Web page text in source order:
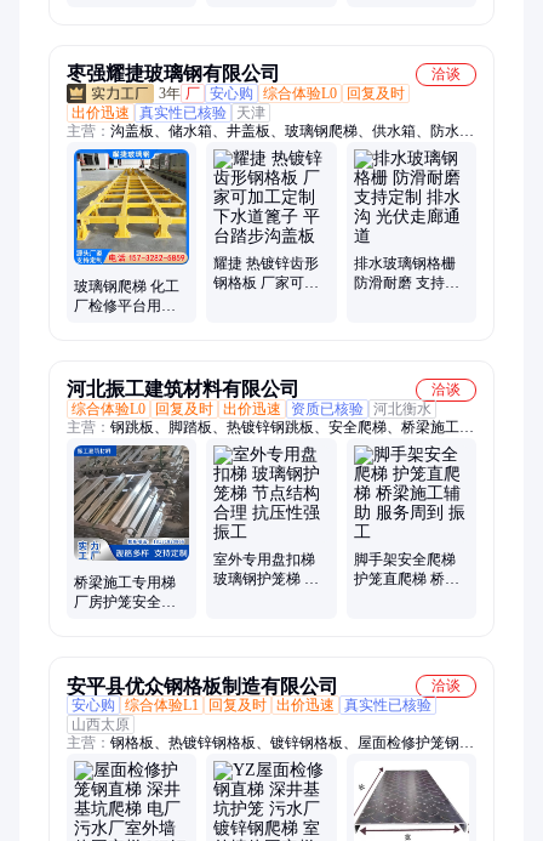
枣强耀捷玻璃钢有限公司
洽谈
3年 厂 安心购 综合体验L0
回复及时
出价迅速
真实性已核验
天津
主营： 沟盖板、储水箱、井盖板、玻璃钢爬梯、供水箱、防水
箱、电缆井、拼接水箱、电力盖板、保温水箱、漏水格栅、树脂
盖板、公路隧道、电力井盖、弱电井盖、生活水箱、储水容器、
方形盖板、方形水箱、模压水箱、蓄水给水、组合水箱、地沟井
盖、平台盖板、降温散热塔
玻璃钢爬梯 化工
厂检修平台用护
耀捷 热镀锌齿形
钢格板 厂家可加
排水玻璃钢格栅
防滑耐磨 支持定
河北振工建筑材料有限公司
洽谈
综合体验L0
回复及时 出价迅速 资质已核验 河北衡水
主营： 钢跳板、脚踏板、热镀锌钢跳板、安全爬梯、桥梁施工安
全爬梯、脚手架安全爬梯、光伏检修通道走道板、工程施工用钢
跳板、冲孔镀锌钢踏板、脚手架钢跳板、防滑钢跳板、舞台搭建
用钢跳板、冲孔钢跳板、盘扣挂钩踏板、光伏走道板、镀锌钢制
脚手板、压型镀锌钢跳板、压瓦型钢跳板、可移动钢制安全步
道、光伏平台走道板、钢制隧道行走板、一体成型走道板、防滑
镀锌钢踏板、建筑工地钢跳板、建筑冲孔钢跳板
桥梁施工专用梯
厂房护笼安全梯
室外专用盘扣梯
玻璃钢护笼梯 节
脚手架安全爬梯
护笼直爬梯 桥梁
安平县优众钢格板制造有限公司
洽谈
安心购
综合体验L1 回复及时 出价迅速
真实性已核验
山西太原
主营： 钢格板、热镀锌钢格板、镀锌钢格板、屋面检修护笼钢直
梯、平台钢格板、钢格栅板、钢格栅板踏步、防滑钢格栅板、镀
锌格栅板、平台钢格栅、复合格栅板、钢格栅、钢制格栅板、不
锈钢格栅板、网格板、水沟盖板、排水沟盖板、电缆沟盖板、格
栅板、格栅沟盖板、热镀锌格栅板、热镀锌钢格栅、不锈钢钢格